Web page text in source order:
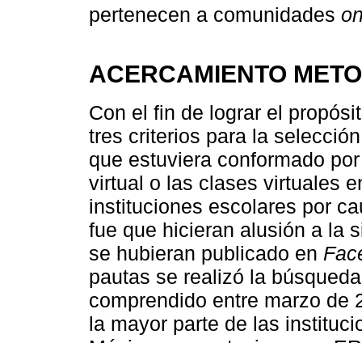
pertenecen a comunidades
ACERCAMIENTO
Con el fin de lograr el
tres criterios para la
que estuviera conformado
virtual o las clases virtuales
instituciones escolares por
fue que hicieran alusión a la
se hubieran publicado en
pautas se realizó la
comprendido entre marzo de
la mayor parte de las